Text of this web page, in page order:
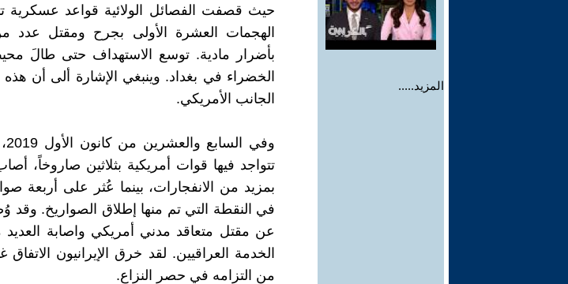
المزيد.....
حيث قصفت الفصائل الولائية قواعد عسكرية
الهجمات العشرة الأولى بجرح ومقتل عدد
بأضرار مادية. توسع الاستهداف حتى طالَ
الخضراء في بغداد. وينبغي الإشارة ألى أن
الجانب الأمريكي.
تتواجد فيها قوات أمريكية بثلاثين صاروخاً،
بمزيد من الانفجارات، بينما عُثر على أربعة
في النقطة التي تم منها إطلاق الصواريخ.
عن مقتل متعاقد مدني أمريكي واصابة العديد
الخدمة العراقيين. لقد خرق الإيرانيون
من التزامه في حصر النزاع.